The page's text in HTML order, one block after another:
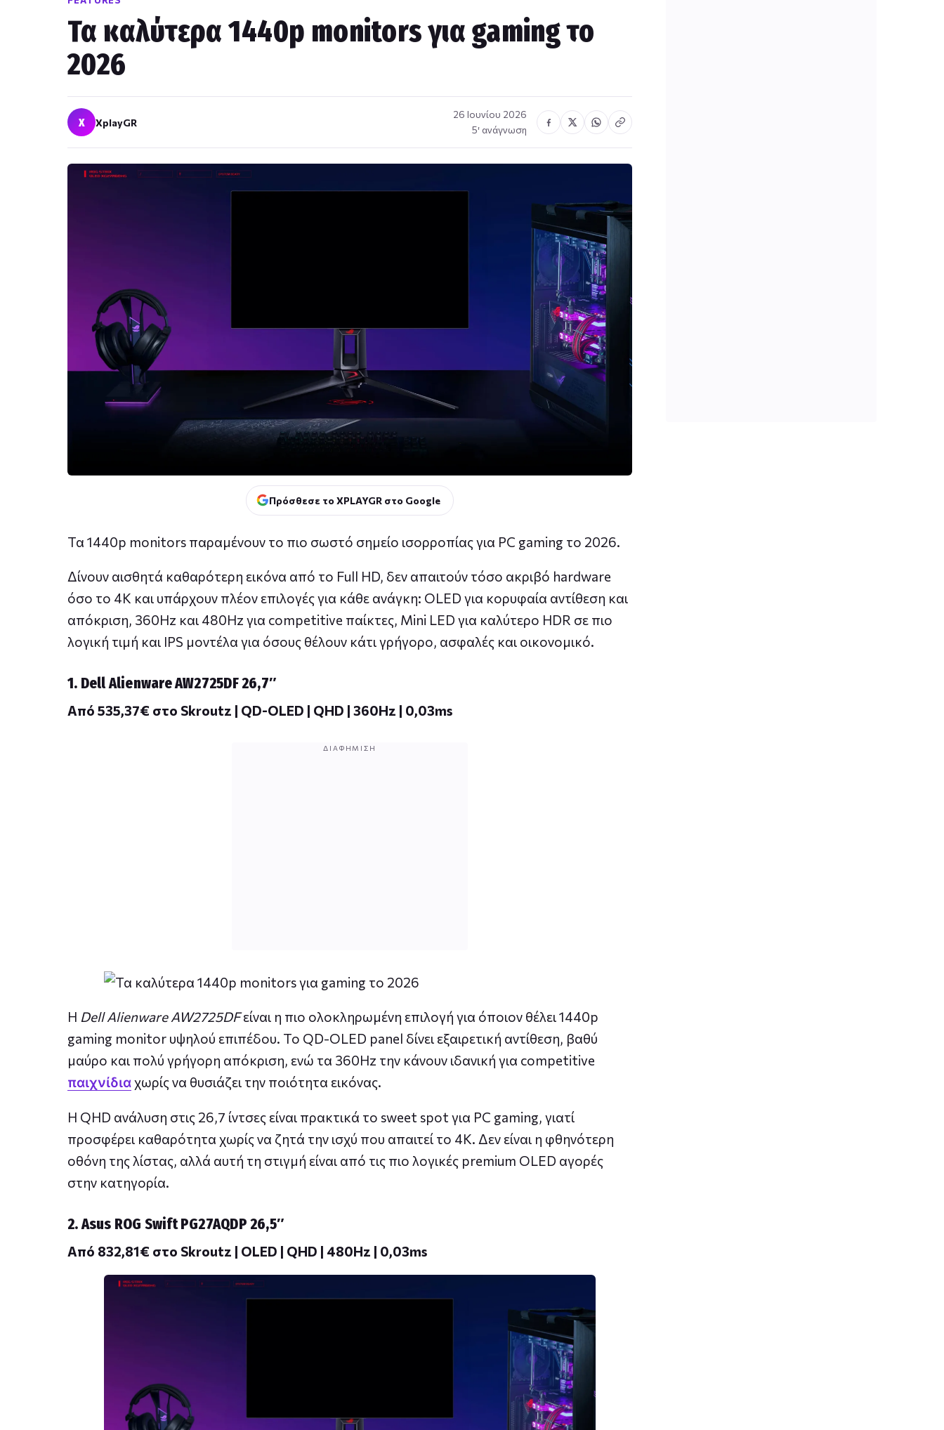
Τα καλύτερα 1440p monitors για gaming το
2026
X XplayGR
26 Ιουνίου 2026
5′ ανάγνωση
Πρόσθεσε το XPLAYGR στο Google
Τα 1440p monitors παραμένουν το πιο σωστό σημείο ισορροπίας για PC gaming το 2026.
Δίνουν αισθητά καθαρότερη εικόνα από το Full HD, δεν απαιτούν τόσο ακριβό hardware
όσο το 4K και υπάρχουν πλέον επιλογές για κάθε ανάγκη: OLED για κορυφαία αντίθεση και
απόκριση, 360Hz και 480Hz για competitive παίκτες, Mini LED για καλύτερο HDR σε πιο
λογική τιμή και IPS μοντέλα για όσους θέλουν κάτι γρήγορο, ασφαλές και οικονομικό.
1. Dell Alienware AW2725DF 26,7″
Από 535,37€ στο Skroutz | QD-OLED | QHD | 360Hz | 0,03ms
ΔΙΑΦΉΜΙΣΗ
Η Dell Alienware AW2725DFείναι η πιο ολοκληρωμένη επιλογή για όποιον θέλει 1440p
gaming monitor υψηλού επιπέδου. Το QD-OLED panel δίνει εξαιρετική αντίθεση, βαθύ
μαύρο και πολύ γρήγορη απόκριση, ενώ τα 360Hz την κάνουν ιδανική για competitive
παιχνίδιαχωρίς να θυσιάζει την ποιότητα εικόνας.
Η QHD ανάλυση στις 26,7 ίντσες είναι πρακτικά το sweet spot για PC gaming, γιατί
προσφέρει καθαρότητα χωρίς να ζητά την ισχύ που απαιτεί το 4K. Δεν είναι η φθηνότερη
οθόνη της λίστας, αλλά αυτή τη στιγμή είναι από τις πιο λογικές premium OLED αγορές
στην κατηγορία.
2. Asus ROG Swift PG27AQDP 26,5″
Από 832,81€ στο Skroutz | OLED | QHD | 480Hz | 0,03ms